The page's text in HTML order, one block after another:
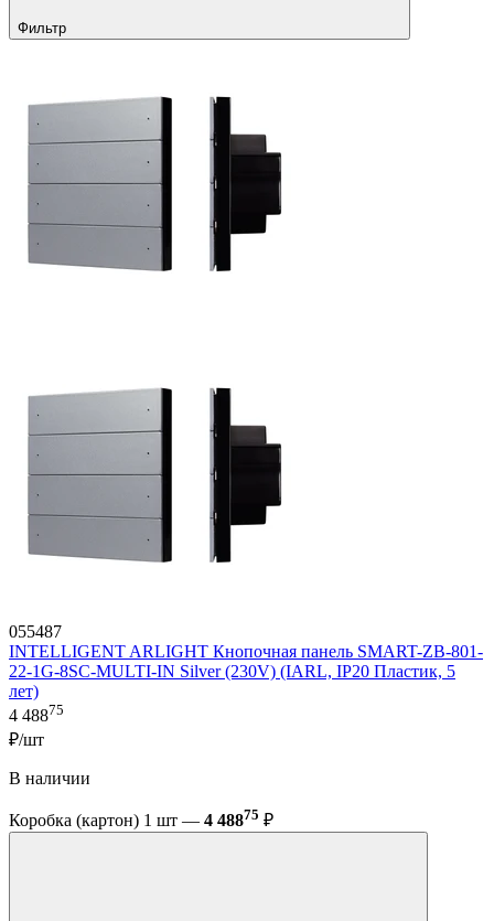
Фильтр
055487
INTELLIGENT ARLIGHT Кнопочная панель SMART-ZB-801-
22-1G-8SC-MULTI-IN Silver (230V) (IARL, IP20 Пластик, 5
лет)
4 48875
₽/шт
В наличии
Коробка (картон) 1 шт — 4 48875 ₽